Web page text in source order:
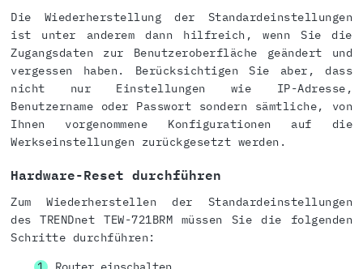
Die Wiederherstellung der Standardeinstellungen
ist unter anderem dann hilfreich, wenn Sie die
Zugangsdaten zur Benutzeroberfläche geändert und
vergessen haben. Berücksichtigen Sie aber, dass
nicht nur Einstellungen wie IP-Adresse,
Benutzername oder Passwort sondern sämtliche, von
Ihnen vorgenommene Konfigurationen auf die
Werkseinstellungen zurückgesetzt werden.
Hardware-Reset durchführen
Zum Wiederherstellen der Standardeinstellungen
des TRENDnet TEW-721BRM müssen Sie die folgenden
Schritte durchführen: